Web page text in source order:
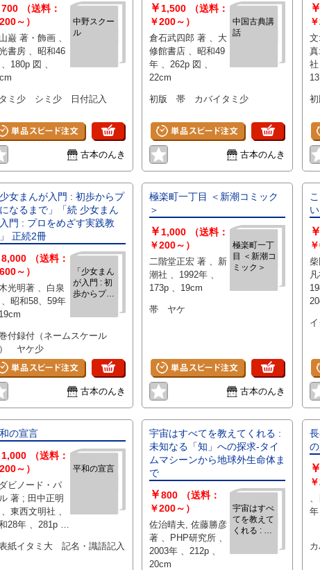
中野スクー
ル
700
（送料：
～）
巌 著・飾画 、
房 、昭和46
ミ少 シミ少 日付記入
古本のんき
中国古典講
話
￥ 1,500
（送料：
￥200～）
倉石武四郎 著 、大
修館書店 、昭和49
年 、262p 図 、
22cm
初版 帯 カバイタミ少
古本のんき
￥
真:
社 、昭和48年 、
少女まんが入門 : 初歩からプ
なるまで」「続 少女まん
門 : プロをめざす実践教
正続2冊
「少女まん
が入門 : 初
歩からプロ
で」「続 少
門 : プロを
教室」 正続
2冊
8,000
（送料：
～）
明著 、白泉
19cm
付録付（ネームスケール
ヤケ少
古本のんき
極楽町一丁目 ＜新潮コミック
＞
極楽町一丁
目 ＜新潮コ
ミック＞
￥ 1,000
（送料：
￥200～）
二階堂正宏 著 、新
潮社 、1992年 、
173p 、19cm
帯 ヤケ
古本のんき
￥
柴
凡社 、
1982
の宣言
平和の宣言
1,000
（送料：
～）
ビノード・パ
著 ; 田中正明
年 、281p 図
紙イタミ大 記名・識語記入
宇宙はすべてを教えてくれる :
未知なる「知」への探求-タイ
ムマシーンから地球外生命体ま
で
宇宙はすべ
てを教えて
くれる : 未
「知」への
￥800
（送料：
￥200～）
佐治晴夫, 佐藤勝彦
著 、PHP研究所 、
2003年 、212p 、
20cm
￥